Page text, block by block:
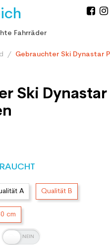
Fahrräder
Gebrauchter Ski Dynastar
Ski
A Qualität B
cm